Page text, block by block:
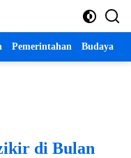
Pemerintahan Budaya
di Bulan